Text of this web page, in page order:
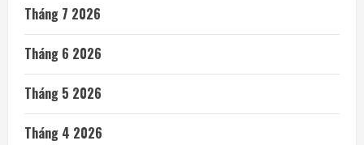
Tháng 7 2026
Tháng 6 2026
Tháng 5 2026
Tháng 4 2026